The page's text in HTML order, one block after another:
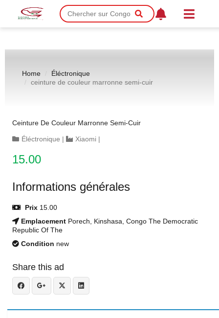
Home
Éléctronique
ceinture de couleur marronne semi-cuir
Ceinture De Couleur Marronne Semi-Cuir
Éléctronique | Xiaomi |
15.00
Informations générales
Prix 15.00
Emplacement Porech, Kinshasa, Congo The Democratic
Republic Of The
Condition new
Share this ad